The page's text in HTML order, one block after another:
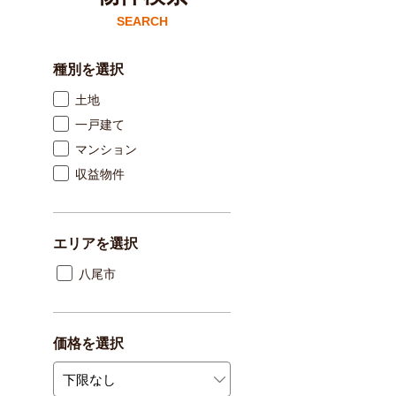
SEARCH
種別を選択
土地
一戸建て
マンション
収益物件
エリアを選択
八尾市
価格を選択